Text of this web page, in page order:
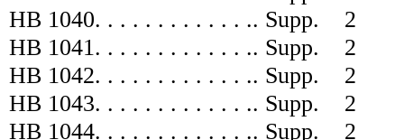
HB 1040. . . . . . . . . . . . .. Supp.
2
HB 1041. . . . . . . . . . . . .. Supp.
2
HB 1042. . . . . . . . . . . . .. Supp.
2
HB 1043. . . . . . . . . . . . .. Supp.
2
HB 1044. . . . . . . . . . . . .. Supp.
2